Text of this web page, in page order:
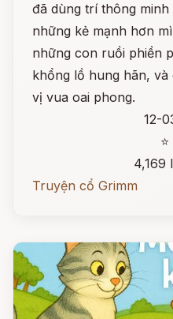
đã dùng trí thông
những kẻ mạnh hơn
những con ruồi phiền
khổng lồ hung hãn,
vị vua oai phong.
12-
4,169
Truyện cổ Grimm